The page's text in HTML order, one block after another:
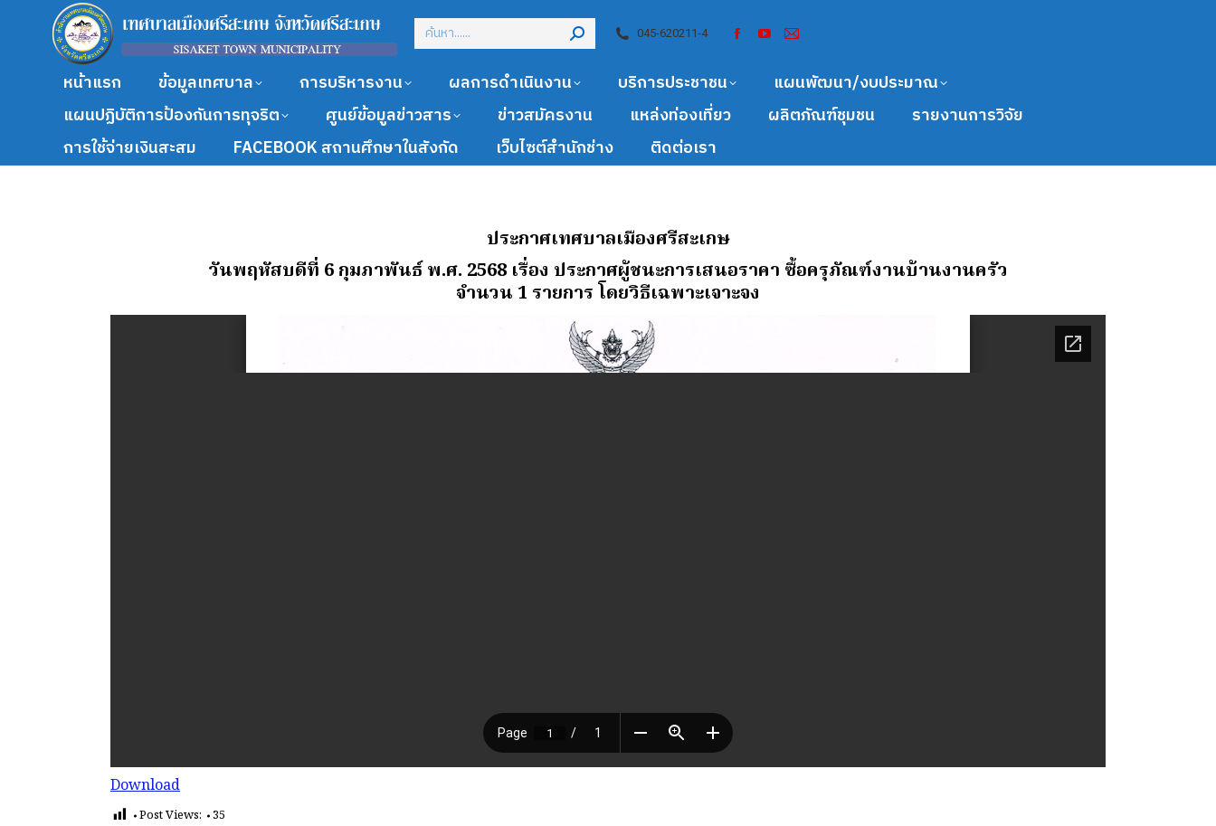
045-620211-4
หน้าแรก ข้อมูลเทศบาล การบริหารงาน ผลการดำเนินงาน บริการประชาชน
แผนพัฒนา/งบประมาณ
แผนปฏิบัติการป้องกันการทุจริต
ศูนย์ข้อมูลข่าวสาร ข่าวสมัครงาน แหล่งท่องเที่ยว ผลิตภัณฑ์ชุมชน
รายงานการวิจัย
การใช้จ่ายเงินสะสม
FACEBOOK สถานศึกษาในสังกัด เว็บไซต์สำนักช่าง ติดต่อเรา
ประกาศเทศบาลเมืองศรีสะเกษ
วันพฤหัสบดีที่ 6 กุมภาพันธ์ พ.ศ. 2568 เรื่อง ประกาศผู้ชนะการเสนอราคา ซื้อครุภัณฑ์งานบ้านงานครัว
จํานวน 1 รายการ โดยวิธีเฉพาะเจาะจง
Download
Post Views: 35